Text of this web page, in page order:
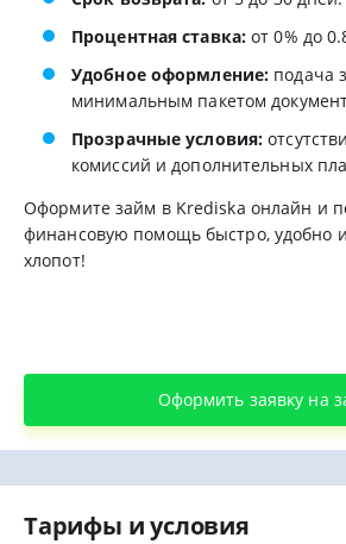
Процентная ставка: от 0% до
Удобное оформление: подача
минимальным пакетом
Прозрачные условия:
комиссий и дополнительных
Оформите займ в Krediska онлайн и
финансовую помощь быстро, удобно
хлопот!
Оформить заявку на
Тарифы и условия